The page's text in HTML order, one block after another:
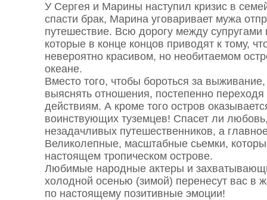
У Сергея и Марины наступил кризис в
спасти брак, Марина уговаривает мужа
путешествие. Всю дорогу между супругами
которые в конце концов приводят к тому,
невероятно красивом, но необитаемом
океане.
Вместо того, чтобы бороться за
выяснять отношения, постепенно
действиям. А кроме того остров
воинствующих туземцев! Спасет ли
незадачливых путешественников, а
Великолепные, масштабные сьемки,
настоящем тропическом острове.
Любимые народные актеры и
холодной осенью (зимой) перенесут вас в
по настоящему позитивные эмоции!